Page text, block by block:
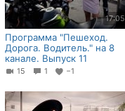
17:05
Программа "Пешеход.
Дорога. Водитель." на 8
канале. Выпуск 11
15 1 −1